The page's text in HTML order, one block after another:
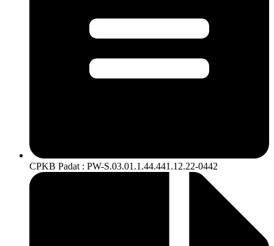
CPKB Padat : PW-S.03.01.1.44.441.12.22-0442